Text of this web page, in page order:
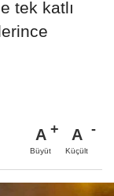
tek katlı
A
Büyüt
A
Küçült